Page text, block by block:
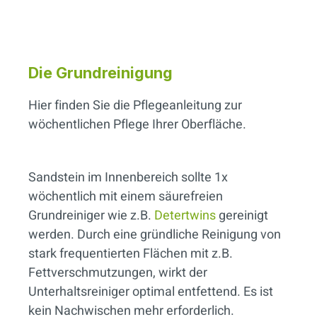
Die Grundreinigung
Hier finden Sie die Pflegeanleitung zur
wöchentlichen Pflege Ihrer Oberfläche.
Sandstein im Innenbereich sollte 1x
wöchentlich mit einem säurefreien
Grundreiniger wie z.B. Detertwinsgereinigt
werden. Durch eine gründliche Reinigung von
stark frequentierten Flächen mit z.B.
Fettverschmutzungen, wirkt der
Unterhaltsreiniger optimal entfettend. Es ist
kein Nachwischen mehr erforderlich.